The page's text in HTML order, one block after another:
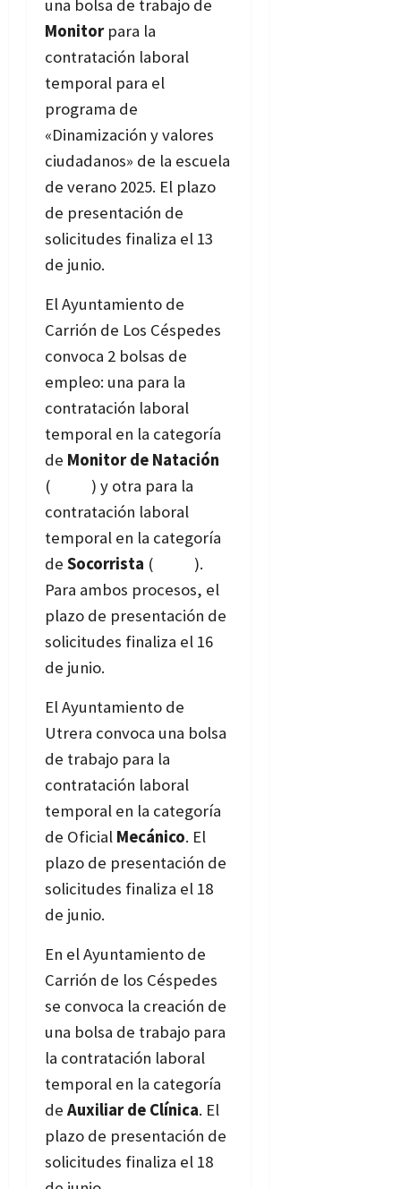
una bolsa de trabajo de
Monitorpara la
contratación laboral
temporal para el
programa de
«Dinamización y valores
ciudadanos» de la escuela
de verano 2025. El plazo
de presentación de
solicitudes finaliza el 13
de junio.
El Ayuntamiento de
Carrión de Los Céspedes
convoca 2 bolsas de
empleo: una para la
contratación laboral
temporal en la categoría
de Monitor de Natación
(
) y otra para la
contratación laboral
temporal en la categoría
de Socorrista (
).
Para ambos procesos, el
plazo de presentación de
solicitudes finaliza el 16
de junio.
El Ayuntamiento de
Utrera convoca una bolsa
de trabajo para la
contratación laboral
temporal en la categoría
de Oficial Mecánico. El
plazo de presentación de
solicitudes finaliza el 18
de junio.
En el Ayuntamiento de
Carrión de los Céspedes
se convoca la creación de
una bolsa de trabajo para
la contratación laboral
temporal en la categoría
de Auxiliar de Clínica. El
plazo de presentación de
solicitudes finaliza el 18